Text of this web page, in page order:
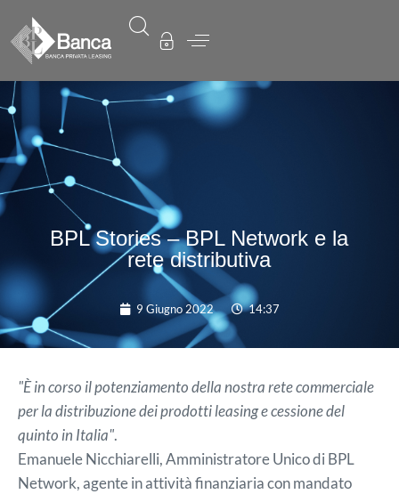
BPL Stories – BPL Network e la
rete distributiva
9 Giugno 2022 14:37
"È in corso il potenziamento della nostra rete commerciale
per la distribuzione dei prodotti leasing e cessione del
quinto in Italia".
Emanuele Nicchiarelli, Amministratore Unico di BPL
Network, agente in attività finanziaria con mandato